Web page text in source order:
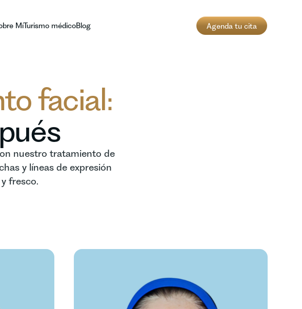
MíTurismo médicoBlog Agenda tu cita
facial:
nuestro tratamiento de
y líneas de expresión
fresco.